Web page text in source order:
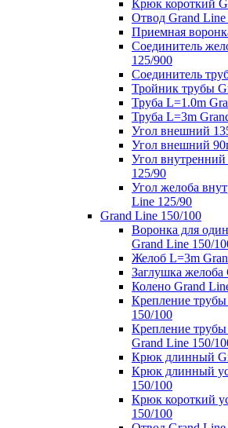
Крюк короткий
Отвод Grand Line
Приемная
Соединитель
125/900
Соединитель
Тройник трубы
Труба L=1.0m
Труба L=3m
Угол внешний
Угол внешний
Угол
125/90
Угол желоба
Line 125/90
Grand Line 150/100
Воронка для
Grand Line 150/
Желоб L=3m
Заглушка желоба
Колено Grand
Крепление
150/100
Крепление
Grand Line 150/
Крюк длинный
Крюк длинный
150/100
Крюк короткий
150/100